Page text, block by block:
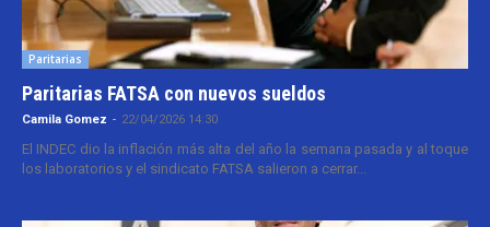
Paritarias
Paritarias FATSA con nuevos sueldos
Camila Gomez - 22/04/2026 14:30
El INDEC dio la inflación más alta del año la semana pasada y al toque
los laboratorios y el sindicato FATSA salieron a cerrar...